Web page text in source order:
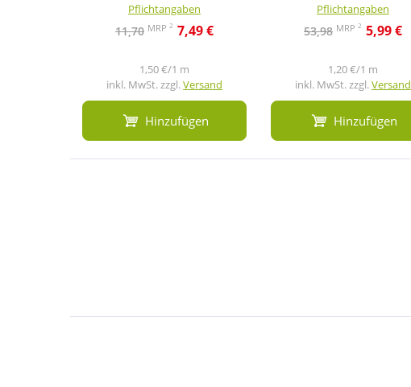
Pflichtangaben
11,70 MRP 2 7,49 €
1,50 €/1 m
inkl. MwSt. zzgl.Versand
Hinzufügen
Pflichtangaben
53,98 MRP 2 5,99 €
1,20 €/1 m
inkl. MwSt. zzgl.Versand
Hinzufügen